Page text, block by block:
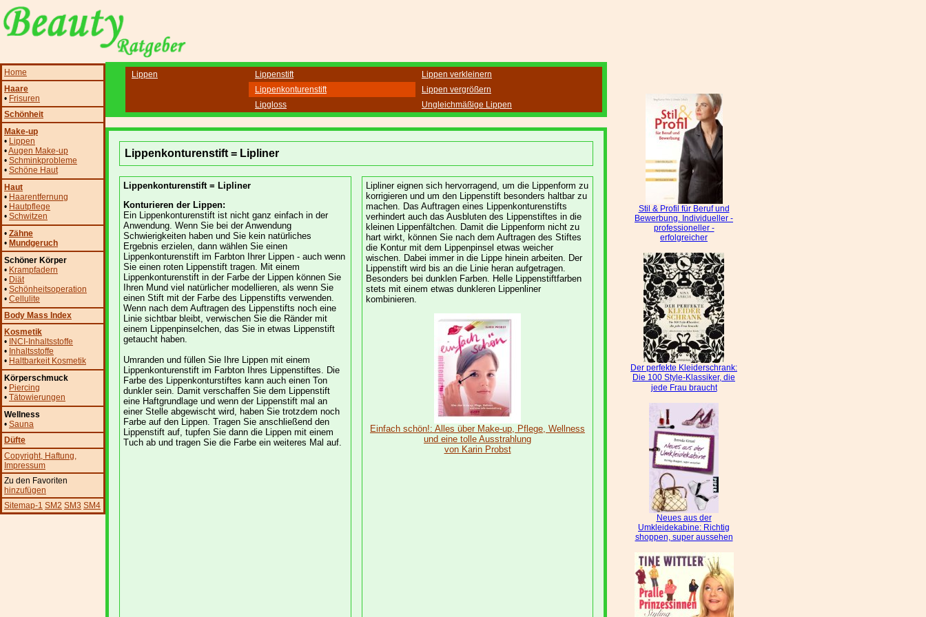
Lippen Lippenstift
Lippen verkleinern
Lippenkonturenstift
Lippen vergrößern
Lipgloss
Ungleichmäßige Lippen
Lippenkonturenstift = Lipliner
Lippenkonturenstift = Lipliner
Konturieren der Lippen:
Ein Lippenkonturenstift ist nicht ganz einfach in der
Anwendung. Wenn Sie bei der Anwendung
Schwierigkeiten haben und Sie kein natürliches
Ergebnis erzielen, dann wählen Sie einen
Lippenkonturenstift im Farbton Ihrer Lippen - auch wenn
Sie einen roten Lippenstift tragen. Mit einem
Lippenkonturenstift in der Farbe der Lippen können Sie
Ihren Mund viel natürlicher modellieren, als wenn Sie
einen Stift mit der Farbe des Lippenstifts verwenden.
Wenn nach dem Auftragen des Lippenstifts noch eine
Linie sichtbar bleibt, verwischen Sie die Ränder mit
einem Lippenpinselchen, das Sie in etwas Lippenstift
getaucht haben.
Umranden und füllen Sie Ihre Lippen mit einem
Lippenkonturenstift im Farbton Ihres Lippenstiftes. Die
Farbe des Lippenkonturstiftes kann auch einen Ton
dunkler sein. Damit verschaffen Sie dem Lippenstift
eine Haftgrundlage und wenn der Lippenstift mal an
einer Stelle abgewischt wird, haben Sie trotzdem noch
Farbe auf den Lippen. Tragen Sie anschließend den
Lippenstift auf, tupfen Sie dann die Lippen mit einem
Tuch ab und tragen Sie die Farbe ein weiteres Mal auf.
Lipliner eignen sich hervorragend, um die Lippenform zu
korrigieren und um den Lippenstift besonders haltbar zu
machen. Das Auftragen eines Lippenkonturenstifts
verhindert auch das Ausbluten des Lippenstiftes in die
kleinen Lippenfältchen. Damit die Lippenform nicht zu
hart wirkt, können Sie nach dem Auftragen des Stiftes
die Kontur mit dem Lippenpinsel etwas weicher
wischen. Dabei immer in die Lippe hinein arbeiten. Der
Lippenstift wird bis an die Linie heran aufgetragen.
Besonders bei dunklen Farben. Helle Lippenstiftfarben
stets mit einem etwas dunkleren Lippenliner
kombinieren.
Einfach schön!: Alles über Make-up, Pflege, Wellness
und eine tolle Ausstrahlung
von Karin Probst
Home
Haare
• Frisuren
Schönheit
Make-up
• Lippen
•Augen Make-up
• Schminkprobleme
• Schöne Haut
Haut
• Haarentfernung
• Hautpflege
• Schwitzen
• Zähne
• Mundgeruch
Schöner Körper
• Krampfadern
• Diät
• Schönheitsoperation
• Cellulite
Body Mass Index
Kosmetik
• INCI-Inhaltsstoffe
• Inhaltsstoffe
• Haltbarkeit Kosmetik
Körperschmuck
• Piercing
• Tätowierungen
Wellness
• Sauna
Düfte
Copyright, Haftung,
Impressum
Zu den Favoriten
hinzufügen
Sitemap-1 SM2 SM3 SM4